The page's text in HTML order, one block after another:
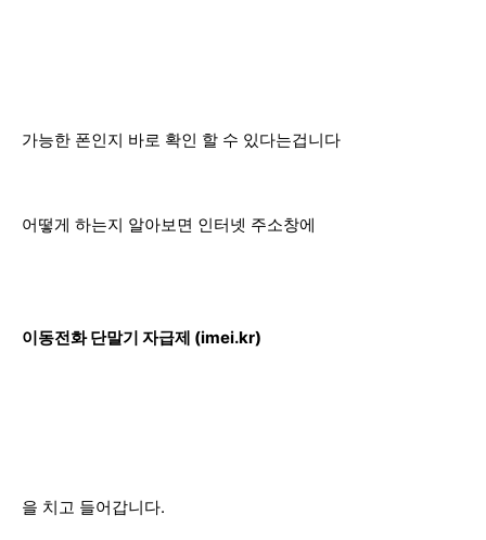
가능한 폰인지 바로 확인 할 수 있다는겁니다
어떻게 하는지 알아보면 인터넷 주소창에
이동전화 단말기 자급제 (imei.kr)
을 치고 들어갑니다.